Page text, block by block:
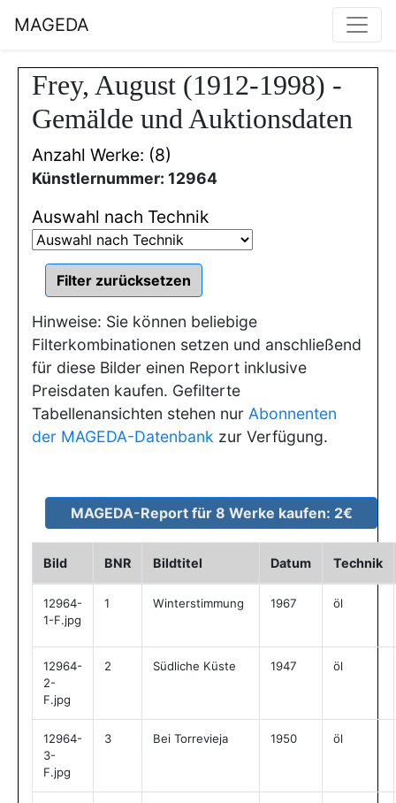
MAGEDA
Frey, August (1912-1998) -
Gemälde und Auktionsdaten
Anzahl Werke: (8)
Künstlernummer: 12964
Auswahl nach Technik
Hinweise: Sie können beliebige
Filterkombinationen setzen und anschließend
für diese Bilder einen Report inklusive
Preisdaten kaufen. Gefilterte
Tabellenansichten stehen nur Abonnenten
der MAGEDA-Datenbank zur Verfügung.
Bild BNR Bildtitel Datum Technik
12964-
1-F.jpg
1 Winterstimmung 1967 öl
12964-
2-
F.jpg
2 Südliche Küste 1947 öl
12964-
3-
F.jpg
3 Bei Torrevieja 1950 öl